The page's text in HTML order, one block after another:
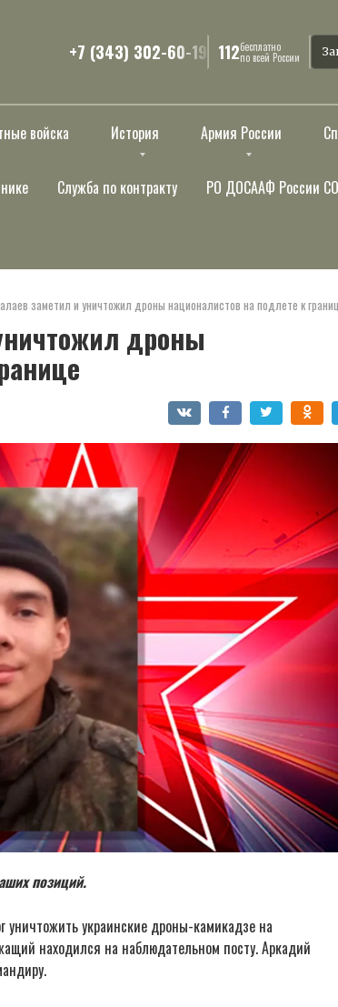
+7 (343) 302-60-19 112бесплатно
по всей России
войска История Армия России
Служба по контракту РО ДОСААФ России СО
заметил и уничтожил дроны националистов на подлете к
дроны
позиций.
украинские дроны-камикадзе на
находился на наблюдательном посту. Аркадий